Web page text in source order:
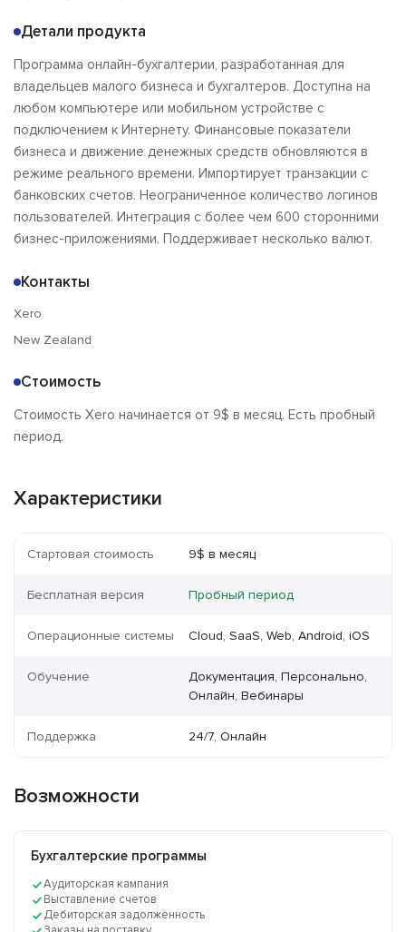
Детали продукта
Программа онлайн-бухгалтерии, разработанная для
владельцев малого бизнеса и бухгалтеров. Доступна на
любом компьютере или мобильном устройстве с
подключением к Интернету. Финансовые показатели
бизнеса и движение денежных средств обновляются в
режиме реального времени. Импортирует транзакции с
банковских счетов. Неограниченное количество логинов
пользователей. Интеграция с более чем 600 сторонними
бизнес-приложениями. Поддерживает несколько валют.
Контакты
Xero
New Zealand
Стоимость
Стоимость Xero начинается от 9$ в месяц. Есть пробный
период.
Характеристики
Стартовая стоимость 9$ в месяц
Бесплатная версия Пробный период
Операционные системы Cloud, SaaS, Web, Android, iOS
Обучение
Документация, Персонально,
Онлайн, Вебинары
Поддержка 24/7, Онлайн
Возможности
Бухгалтерские программы
Аудиторская кампания
Выставление счетов
Дебиторская задолженность